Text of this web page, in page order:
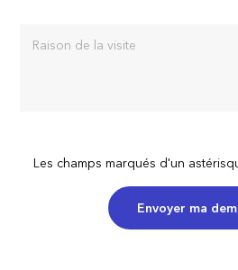
Raison de la visite
Les champs marqués d'un
Envoyer ma